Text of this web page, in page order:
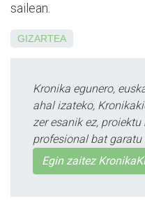
sailean.
GIZARTEA
Kronika egunero,
ahal izateko,
zer esanik ez,
profesional bat garatu
Egin zaitez